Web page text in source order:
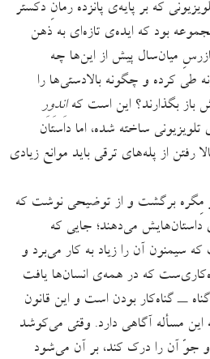
که بر پایه‌ی پانزده رمانِ دکستر
بود که ایده‌ی تازه‌ای به ذهن
میان‌سال پیش از این‌ها چه
طی کرده و چگونه بالادستی‌ها را
باز بگذارند؟ این است کهاِندِوِر
ساخته شده، اما داستان
رفتن از پله‌های ترقی باید موانع زیادی
مِگره برگشت و از توضیحی نوشت که
داستان‌هایش می‌دهند؛ جایی که
سیمنون آن ‌را زیاد به کار می‌برد و
که در همه‌ی انسان‌ها یافت
ــ گناه‌کار بودن است و این قانون
مسأله آگاهی دارد. وقتی می‌کوشد
و جوّ آن‌ را درک کند، بر آن می‌شود